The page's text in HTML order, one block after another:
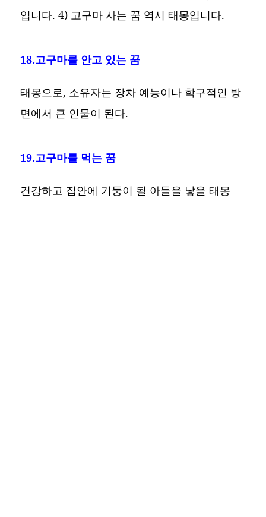
입니다. 4) 고구마 사는 꿈 역시 태몽입니다.
18.고구마를 안고 있는 꿈
태몽으로, 소유자는 장차 예능이나 학구적인 방
면에서 큰 인물이 된다.
19.고구마를 먹는 꿈
건강하고 집안에 기둥이 될 아들을 낳을 태몽